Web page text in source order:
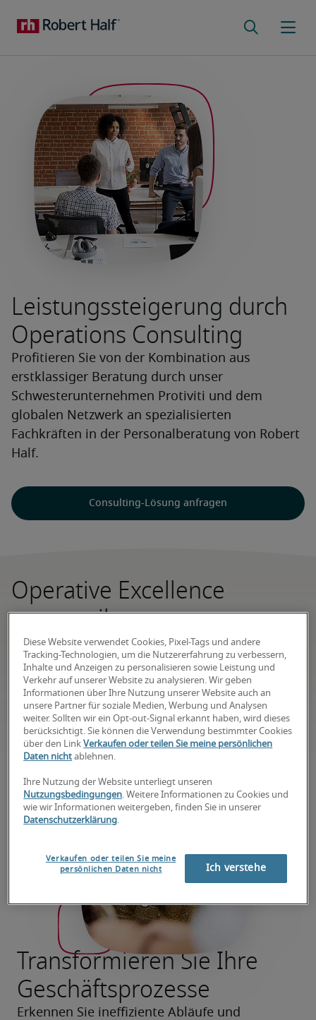
Leistungssteigerung durch
Operations Consulting
Profitieren Sie von der Kombination aus
erstklassiger Beratung durch unser
Schwesterunternehmen Protiviti und dem
globalen Netzwerk an spezialisierten
Fachkräften in der Personalberatung von Robert
Half.
Consulting-Lösung anfragen
Operative Excellence
vorantreiben
Erreichen Sie Ihre Geschäftsziele – von der
Strategie über die Prozessoptimierung bis hin
zum operativen Bereich – mit der Unterstützung
skalierbarer Teams, die sich in jeder Phase eines
Projekts an Ihre Bedürfnisse anpassen können.
Transformieren Sie Ihre
Geschäftsprozesse
Erkennen Sie ineffiziente Abläufe und
Diese Website verwendet Cookies, Pixel-Tags und andere
Tracking-Technologien, um die Nutzererfahrung zu verbessern,
Inhalte und Anzeigen zu personalisieren sowie Leistung und
Verkehr auf unserer Website zu analysieren. Wir geben
Informationen über Ihre Nutzung unserer Website auch an
unsere Partner für soziale Medien, Werbung und Analysen
weiter. Sollten wir ein Opt-out-Signal erkannt haben, wird dieses
berücksichtigt. Sie können die Verwendung bestimmter Cookies
über den Link Verkaufen oder teilen Sie meine persönlichen
Daten nicht ablehnen.
Ihre Nutzung der Website unterliegt unseren
Nutzungsbedingungen. Weitere Informationen zu Cookies und
wie wir Informationen weitergeben, finden Sie in unserer
Datenschutzerklärung.
Verkaufen oder teilen Sie meine
persönlichen Daten nicht
Ich verstehe